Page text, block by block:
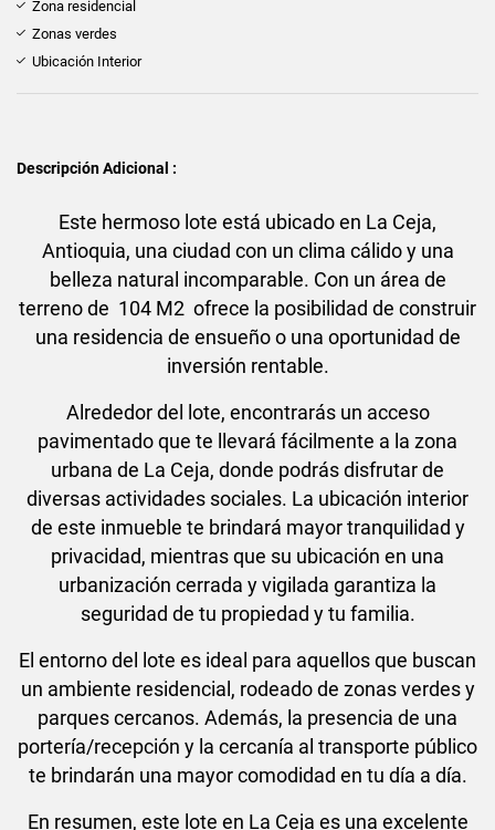
Zona residencial
Zonas verdes
Ubicación Interior
Descripción Adicional :
Este hermoso lote está ubicado en La Ceja,
Antioquia, una ciudad con un clima cálido y una
belleza natural incomparable. Con un área de
terreno de 104 M2 ofrece la posibilidad de construir
una residencia de ensueño o una oportunidad de
inversión rentable.
Alrededor del lote, encontrarás un acceso
pavimentado que te llevará fácilmente a la zona
urbana de La Ceja, donde podrás disfrutar de
diversas actividades sociales. La ubicación interior
de este inmueble te brindará mayor tranquilidad y
privacidad, mientras que su ubicación en una
urbanización cerrada y vigilada garantiza la
seguridad de tu propiedad y tu familia.
El entorno del lote es ideal para aquellos que buscan
un ambiente residencial, rodeado de zonas verdes y
parques cercanos. Además, la presencia de una
portería/recepción y la cercanía al transporte público
te brindarán una mayor comodidad en tu día a día.
En resumen, este lote en La Ceja es una excelente